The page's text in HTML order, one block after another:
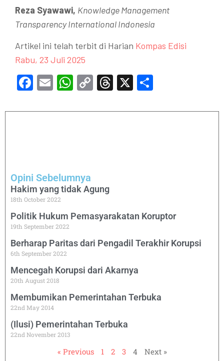
Reza Syawawi, Knowledge Management
Transparency International Indonesia
Artikel ini telah terbit di Harian Kompas Edisi
Rabu, 23 Juli 2025
Facebook
EmailWhatsApp
CopyThreads
X
Opini Sebelumnya
Hakim yang tidak Agung
18th October 2022
Politik Hukum Pemasyarakatan Koruptor
19th September 2022
Berharap Paritas dari Pengadil Terakhir Korupsi
6th September 2022
Mencegah Korupsi dari Akarnya
20th August 2018
Membumikan Pemerintahan Terbuka
22nd May 2014
(Ilusi) Pemerintahan Terbuka
22nd November 2013
« Previous 1 2 3 4 Next »